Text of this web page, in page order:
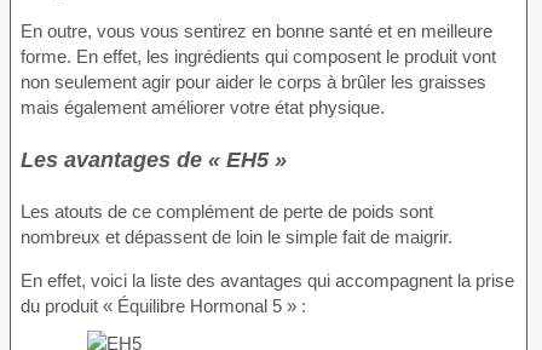
En outre, vous vous sentirez en bonne santé et en meilleure
forme. En effet, les ingrédients qui composent le produit vont
non seulement agir pour aider le corps à brûler les graisses
mais également améliorer votre état physique.
Les avantages de « EH5 »
Les atouts de ce complément de perte de poids sont
nombreux et dépassent de loin le simple fait de maigrir.
En effet, voici la liste des avantages qui accompagnent la prise
du produit « Équilibre Hormonal 5 » :